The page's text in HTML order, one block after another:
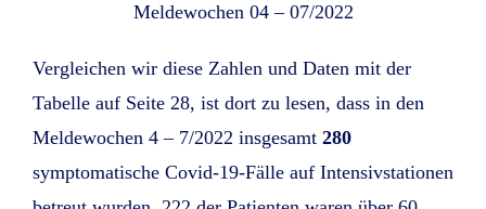
Meldewochen 04 – 07/2022
Vergleichen wir diese Zahlen und Daten mit der
Tabelle auf Seite 28, ist dort zu lesen, dass in den
Meldewochen 4 – 7/2022 insgesamt 280
symptomatische Covid-19-Fälle auf Intensivstationen